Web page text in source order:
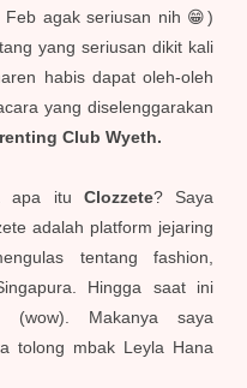
Feb agak seriusan nih 😁)
yang seriusan dikit kali
habis dapat oleh-oleh
yang diselenggarakan
Club Wyeth.
apa itu Clozzete? Saya
adalah platform jejaring
tentang fashion,
Hingga saat ini
(wow). Makanya saya
tolong mbak Leyla Hana